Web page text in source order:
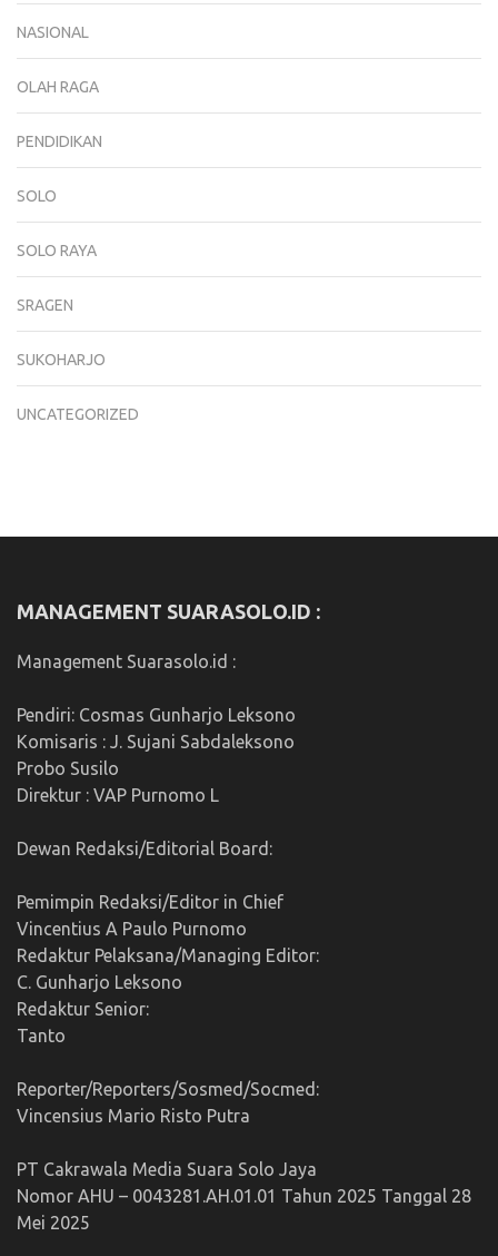
NASIONAL
OLAH RAGA
PENDIDIKAN
SOLO
SOLO RAYA
SRAGEN
SUKOHARJO
UNCATEGORIZED
MANAGEMENT SUARASOLO.ID :
Management Suarasolo.id :
Pendiri: Cosmas Gunharjo Leksono
Komisaris : J. Sujani Sabdaleksono
Probo Susilo
Direktur : VAP Purnomo L
Dewan Redaksi/Editorial Board:
Pemimpin Redaksi/Editor in Chief
Vincentius A Paulo Purnomo
Redaktur Pelaksana/Managing Editor:
C. Gunharjo Leksono
Redaktur Senior:
Tanto
Reporter/Reporters/Sosmed/Socmed:
Vincensius Mario Risto Putra
PT Cakrawala Media Suara Solo Jaya
Nomor AHU – 0043281.AH.01.01 Tahun 2025 Tanggal 28
Mei 2025